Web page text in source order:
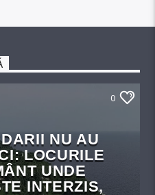
0
NU AU
LOCURILE
UNDE
INTERZIS,